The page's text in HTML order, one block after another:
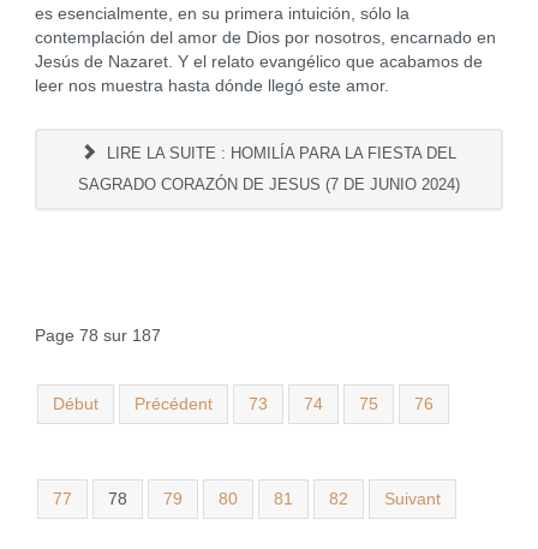
es esencialmente, en su primera intuición, sólo la
contemplación del amor de Dios por nosotros, encarnado en
Jesús de Nazaret. Y el relato evangélico que acabamos de
leer nos muestra hasta dónde llegó este amor.
LIRE LA SUITE : HOMILÍA PARA LA FIESTA DEL
SAGRADO CORAZÓN DE JESUS (7 DE JUNIO 2024)
Page 78 sur 187
Début Précédent 73 74 75 76
77 78 79 80 81 82 Suivant